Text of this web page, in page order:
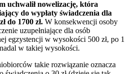
uchwalił nowelizację, która
do wypłaty świadczenia dla
do 1700 zł. W konsekwencji osoby
uzupełniające dla osób
egzystencji w wysokości 500 zł, po 1
w takiej wysokości.
takie rozwiązanie oznacza